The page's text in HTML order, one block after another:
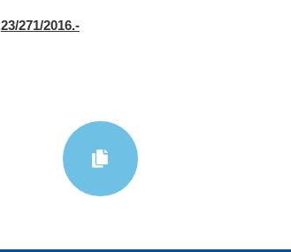
23/271/2016.-